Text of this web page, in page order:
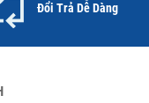
Đổi Trả Dễ Dàng